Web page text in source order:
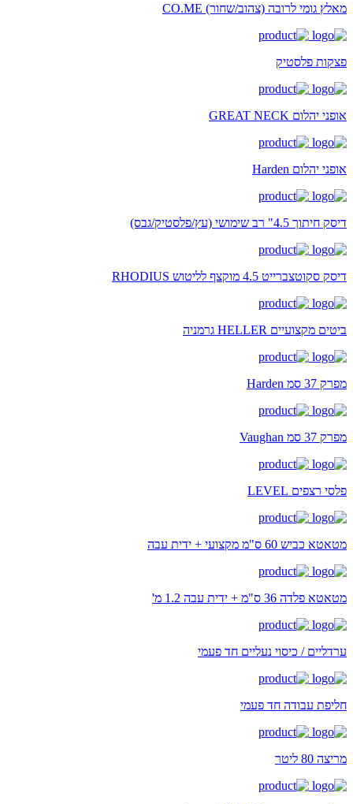
מאלץ גומי לרובה (צהוב/שחור) CO.ME
פצקות פלסטיק
אופני יהלום GREAT NECK
אופני יהלום Harden
דיסק חיתוך 4.5" רב שימושי (עץ/פלסטיק/גבס)
דיסק סקוטצברייט 4.5 מוקצף לליטוש RHODIUS
ביטים מקצועיים HELLER גרמניה
מפרק 37 סמ Harden
מפרק 37 סמ Vaughan
פלסי רצפים LEVEL
מטאטא כביש 60 ס"מ מקצועי + ידית עבה
מטאטא פלדה 36 ס"מ + ידית עבה 1.2 מ'
ערדליים / כיסוי נעליים חד פעמי
חליפת עבודה חד פעמי
מריצה 80 ליטר